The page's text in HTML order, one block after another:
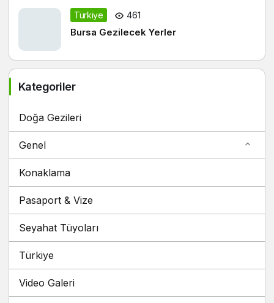
Türkiye 461
Bursa Gezilecek Yerler
Kategoriler
Doğa Gezileri
Genel
Konaklama
Pasaport & Vize
Seyahat Tüyoları
Türkiye
Video Galeri